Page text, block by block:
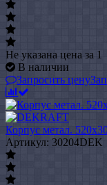
Не указана цена за 1
В наличии
Запросить цену
Корпус метал.
Артикул: 30204DEK